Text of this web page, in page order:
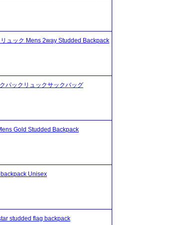
ュック Mens 2way Studded Backpack
パックリュックサックバッグ
Gold Studded Backpack
Unisex
studded flag backpack